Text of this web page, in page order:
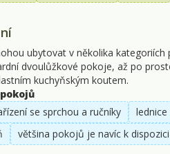
ubytovat v několika
dvoulůžkové pokoje, až po
kuchyňským koutem.
se sprchou a ručníky
lednice
většina pokojů je navíc k